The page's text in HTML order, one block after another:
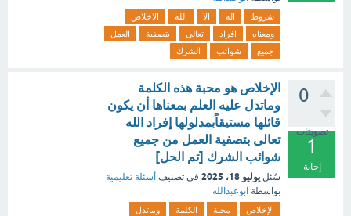
شروط اله الا الله
الاخلاص
ومعناه
افراد تعالى بتصفية
العمل
جميع
شوائب الشرك
0
تصويتات
1
إجابة
الإخلاص هو محبة هذه الكلمة
وماتدل عليه العلم بمعناها أن يكون
قائلها مستيقاًبمدلولها إفراد الله
تعالى بتصفية العمل من جميع
شوائب الشرك [تم الحل]
سُئل يوليو 18، 2025 في تصنيف أسئلة تعليمية
بواسطة ابوعبدالله
الإخلاص محبة الكلمة
وماتدل